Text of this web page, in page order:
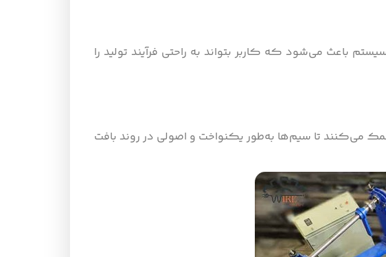
باعث می‌شود که کاربر بتواند به راحتی فرآیند تولید را
می‌کنند تا سیم‌ها به‌طور یکنواخت و اصولی در روند بافت